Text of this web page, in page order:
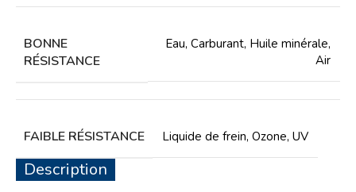
BONNE
RÉSISTANCE
Eau, Carburant, Huile minérale,
Air
FAIBLE RÉSISTANCE Liquide de frein, Ozone, UV
Description